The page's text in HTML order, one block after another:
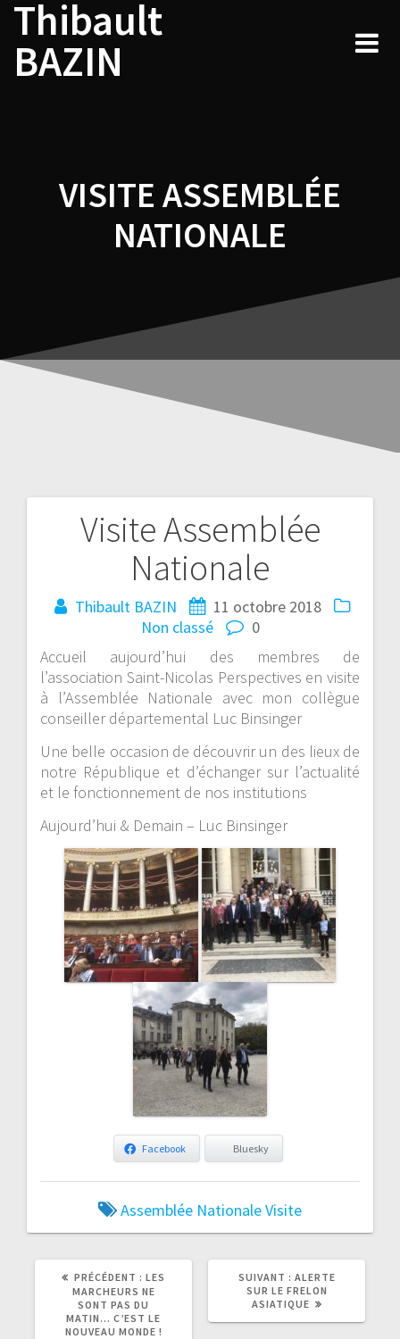
Skip
content
Thibault
BAZIN
VISITE ASSEMBLÉE
NATIONALE
Visite Assemblée
Nationale
Thibault BAZIN
11 octobre 2018
Non classé
0
Accueil aujourd’hui des membres de
l’association Saint-Nicolas Perspectives en visite
à l’Assemblée Nationale avec mon collègue
conseiller départemental Luc Binsinger
Une belle occasion de découvrir un des lieux de
notre République et d’échanger sur l’actualité
et le fonctionnement de nos institutions
Aujourd’hui & Demain – Luc Binsinger
Facebook Bluesky
Assemblée NationaleVisite
Navigation
de
PRÉCÉDENT :
ARTICLE
PRÉCÉDENT
LES
MARCHEURS NE
SONT PAS DU
MATIN… C’EST LE
NOUVEAU MONDE !
SUIVANT :
ARTICLE
SUIVANT
ALERTE
SUR LE FRELON
ASIATIQUE